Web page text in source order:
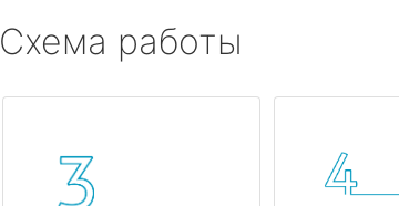
Схема работы